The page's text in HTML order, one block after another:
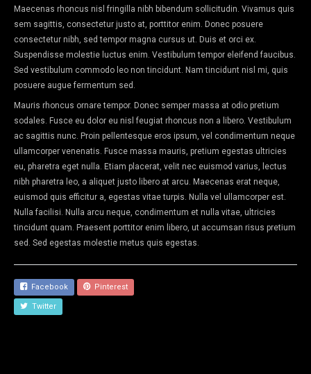
Maecenas rhoncus nisl fringilla nibh bibendum sollicitudin. Vivamus quis
sem sagittis, consectetur justo at, porttitor enim. Donec posuere
consectetur nibh, sed tempor magna cursus ut. Duis et orci ex.
Suspendisse molestie luctus enim. Vestibulum tempor eleifend faucibus.
Sed vestibulum commodo leo non tincidunt. Nam tincidunt nisl mi, quis
posuere augue fermentum sed.
Mauris rhoncus ornare tempor. Donec semper massa at odio pretium
sodales. Fusce eu dolor eu nisl feugiat rhoncus non a libero. Vestibulum
ac sagittis nunc. Proin pellentesque eros ipsum, vel condimentum neque
ullamcorper venenatis. Fusce massa mauris, pretium egestas ultricies
eu, pharetra eget nulla. Etiam placerat, velit nec euismod varius, lectus
nibh pharetra leo, a aliquet justo libero at arcu. Maecenas erat neque,
euismod quis efficitur a, egestas vitae turpis. Nulla vel ullamcorper est.
Nulla facilisi. Nulla arcu neque, condimentum et nulla vitae, ultricies
tincidunt quam. Praesent porttitor enim libero, ut accumsan risus pretium
sed. Sed egestas molestie metus quis egestas.
Facebook Pinterest
Twitter